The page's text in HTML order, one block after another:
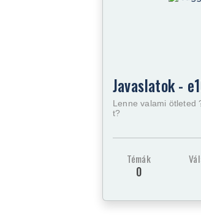
Javaslatok -
Lenne valami ötleted
t?
Témák
0